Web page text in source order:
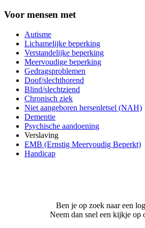
Voor mensen met
Autisme
Lichamelijke beperking
Verstandelijke beperking
Meervoudige beperking
Gedragsproblemen
Doof/slechthorend
Blind/slechtziend
Chronisch ziek
Niet aangeboren hersenletsel (NAH)
Dementie
Psychische aandoening
Verslaving
EMB (Ernstig Meervoudig Beperkt)
Handicap
Ben je op zoek naar een
Neem dan snel een kijkje op